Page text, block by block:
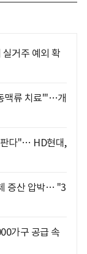
거주 예외 확
맥류 치료'"…개
판다"… HD현대,
증산 압박… "3
가구 공급 속